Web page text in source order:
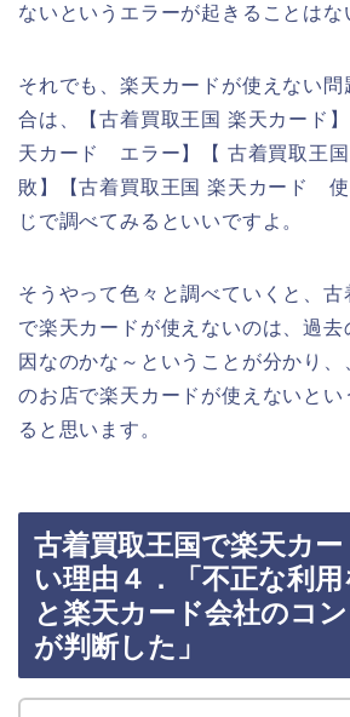
ないというエラーが起きることはな
それでも、楽天カードが使えない
合は、【古着買取王国 楽天カード
天カード エラー】【 古着買取王
敗】【古着買取王国 楽天カード
じで調べてみるといいですよ。
そうやって色々と調べていくと、
で楽天カードが使えないのは、過
因なのかな～ということが分かり、
のお店で楽天カードが使えないとい
ると思います。
古着買取王国で楽天カ
い理由４．「不正な利
と楽天カード会社のコ
が判断した」